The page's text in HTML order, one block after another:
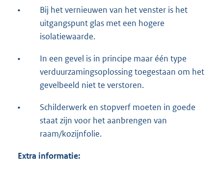
•
Bij het vernieuwen van het venster is het
uitgangspunt glas met een hogere
isolatiewaarde.
•
In een gevel is in principe maar één type
verduurzamingsoplossing toegestaan om het
gevelbeeld niet te verstoren.
•
Schilderwerk en stopverf moeten in goede
staat zijn voor het aanbrengen van
raam/kozijnfolie.
Extra informatie: